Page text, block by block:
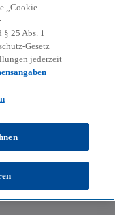
„Cookie-
§ 25 Abs. 1
Gesetz
jederzeit